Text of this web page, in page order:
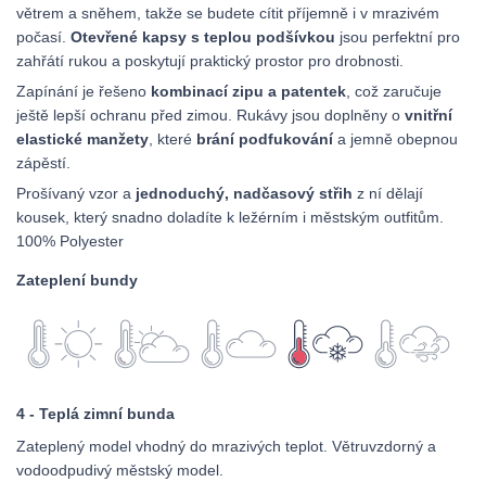
větrem a sněhem, takže se budete cítit příjemně i v mrazivém
počasí. Otevřené kapsy s teplou podšívkou jsou perfektní pro
zahřátí rukou a poskytují praktický prostor pro drobnosti.
Zapínání je řešeno kombinací zipu a patentek , což zaručuje
ještě lepší ochranu před zimou. Rukávy jsou doplněny o vnitřní
elastické manžety , které brání podfukovánía jemně obepnou
zápěstí.
Prošívaný vzor a jednoduchý, nadčasový střih z ní dělají
kousek, který snadno doladíte k ležérním i městským outfitům.
100% Polyester
Zateplení bundy
4 - Teplá zimní bunda
Zateplený model vhodný do mrazivých teplot. Větruvzdorný a
vodoodpudivý městský model.